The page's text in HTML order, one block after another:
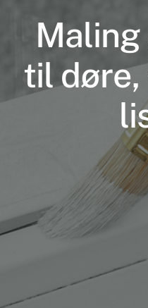
til døre,
Nødvendige
hjemmesiden
kan fungere.
For at vi kan
forbedre